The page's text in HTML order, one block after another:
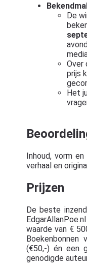
De
Over
prijs
Het
Inhoud, vorm
verhaal en
Prijzen
De beste
waarde van €
(€50,-) én een
genodigde